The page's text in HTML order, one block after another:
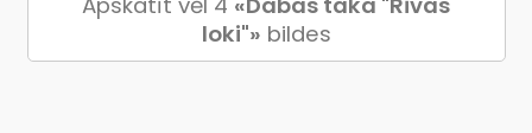
loki"» bildes